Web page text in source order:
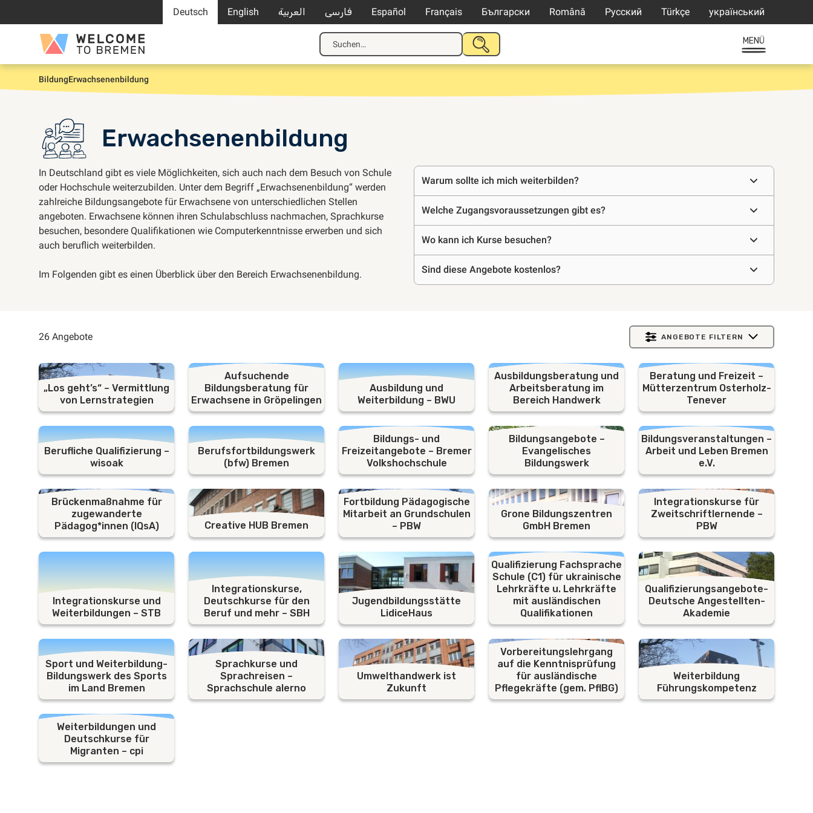
Deutsch English العربية فارسی Español Français Български Română Русский Türkçe український
Welcome
to
Bremen
Suche
nach:
SUCHE
MENÜ
Start
BildungErwachsenenbildung
Erwachsenenbildung
In Deutschland gibt es viele Möglichkeiten, sich auch nach dem Besuch von Schule
oder Hochschule weiterzubilden. Unter dem Begriff „Erwachsenenbildung“ werden
zahlreiche Bildungsangebote für Erwachsene von unterschiedlichen Stellen
angeboten. Erwachsene können ihren Schulabschluss nachmachen, Sprachkurse
besuchen, besondere Qualifikationen wie Computerkenntnisse erwerben und sich
auch beruflich weiterbilden.
Im Folgenden gibt es einen Überblick über den Bereich Erwachsenenbildung.
Häufige
Fragen
Warum sollte ich mich weiterbilden?
Welche Zugangsvoraussetzungen gibt es?
Wo kann ich Kurse besuchen?
Sind diese Angebote kostenlos?
26 Angebote ANGEBOTE FILTERN
„Los geht’s“ – Vermittlung
von Lernstrategien
Aufsuchende
Bildungsberatung für
Erwachsene in Gröpelingen
Ausbildung und
Weiterbildung – BWU
Ausbildungsberatung und
Arbeitsberatung im
Bereich Handwerk
Beratung und Freizeit –
Mütterzentrum Osterholz-
Tenever
Berufliche Qualifizierung –
wisoak
Berufsfortbildungswerk
(bfw) Bremen
Bildungs- und
Freizeitangebote – Bremer
Volkshochschule
Bildungsangebote –
Evangelisches
Bildungswerk
Bildungsveranstaltungen –
Arbeit und Leben Bremen
e.V.
Brückenmaßnahme für
zugewanderte
Pädagog*innen (IQsA)
Creative HUB Bremen
Fortbildung Pädagogische
Mitarbeit an Grundschulen
– PBW
Grone Bildungszentren
GmbH Bremen
Integrationskurse für
Zweitschriftlernende –
PBW
Integrationskurse und
Weiterbildungen – STB
Integrationskurse,
Deutschkurse für den
Beruf und mehr – SBH
Jugendbildungsstätte
LidiceHaus
Qualifizierung Fachsprache
Schule (C1) für ukrainische
Lehrkräfte u. Lehrkräfte
mit ausländischen
Qualifikationen
Qualifizierungsangebote-
Deutsche Angestellten-
Akademie
Sport und Weiterbildung-
Bildungswerk des Sports
im Land Bremen
Sprachkurse und
Sprachreisen –
Sprachschule alerno
Umwelthandwerk ist
Zukunft
Vorbereitungslehrgang
auf die Kenntnisprüfung
für ausländische
Pflegekräfte (gem. PflBG)
Weiterbildung
Führungskompetenz
Weiterbildungen und
Deutschkurse für
Migranten – cpi